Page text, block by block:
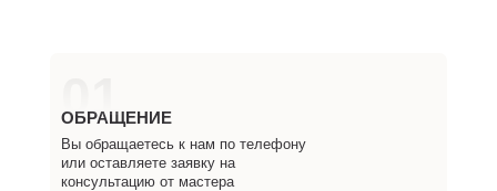
01
ОБРАЩЕНИЕ
Вы обращаетесь к нам по телефону
или оставляете заявку на
консультацию от мастера